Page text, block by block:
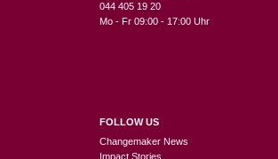
044 405 19 20
Mo - Fr 09:00 - 17:00 Uhr
FOLLOW US
Changemaker News
Impact Stories